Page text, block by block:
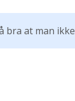
bra at man